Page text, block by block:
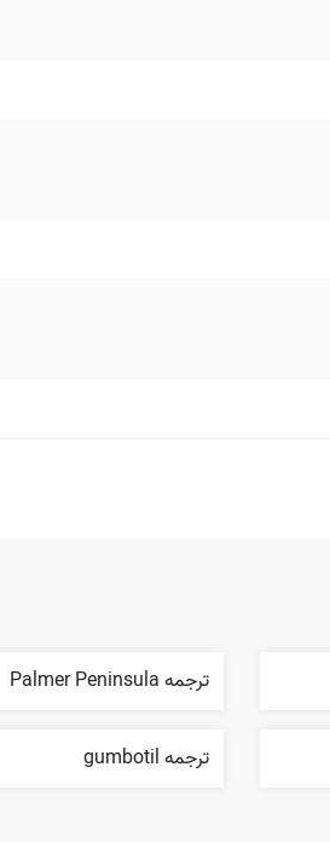
ترجمه Palmer Peninsula
ترجمه gumbotil